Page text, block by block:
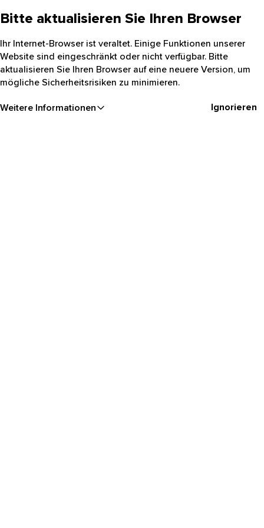
Bitte aktualisieren Sie Ihren Browser
Ihr Internet-Browser ist veraltet. Einige Funktionen unserer
Website sind eingeschränkt oder nicht verfügbar. Bitte
aktualisieren Sie Ihren Browser auf eine neuere Version, um
mögliche Sicherheitsrisiken zu minimieren.
Weitere Informationen Ignorieren